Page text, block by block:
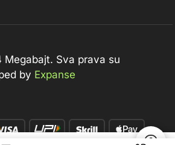
Megabajt. Sva prava su
by Expanse